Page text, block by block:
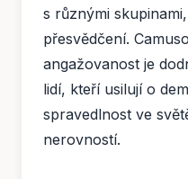
s různými
přesvědčení.
angažovanost je
lidí, kteří usilují o
spravedlnost ve
nerovností.